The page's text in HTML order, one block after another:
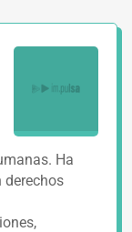
Ha
derechos